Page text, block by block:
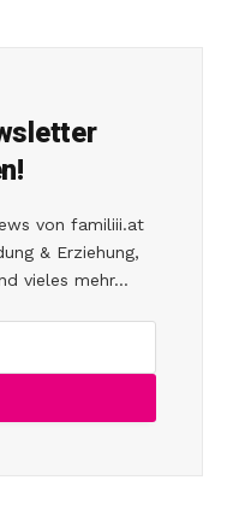
von familiii.at
& Erziehung,
vieles mehr...